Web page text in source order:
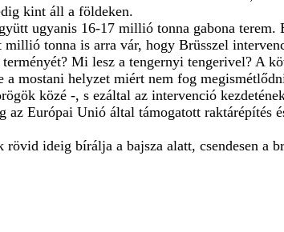
kint áll a földeken.
ugyanis 16-17 millió tonna gabona
millió tonna is arra vár, hogy Brüsszel
Mi lesz a tengernyi tengerivel? A
mostani helyzet miért nem fog
közé -, s ezáltal az intervenció
az Európai Unió által támogatott raktárépítés
ideig bírálja a bajsza alatt, csendesen a